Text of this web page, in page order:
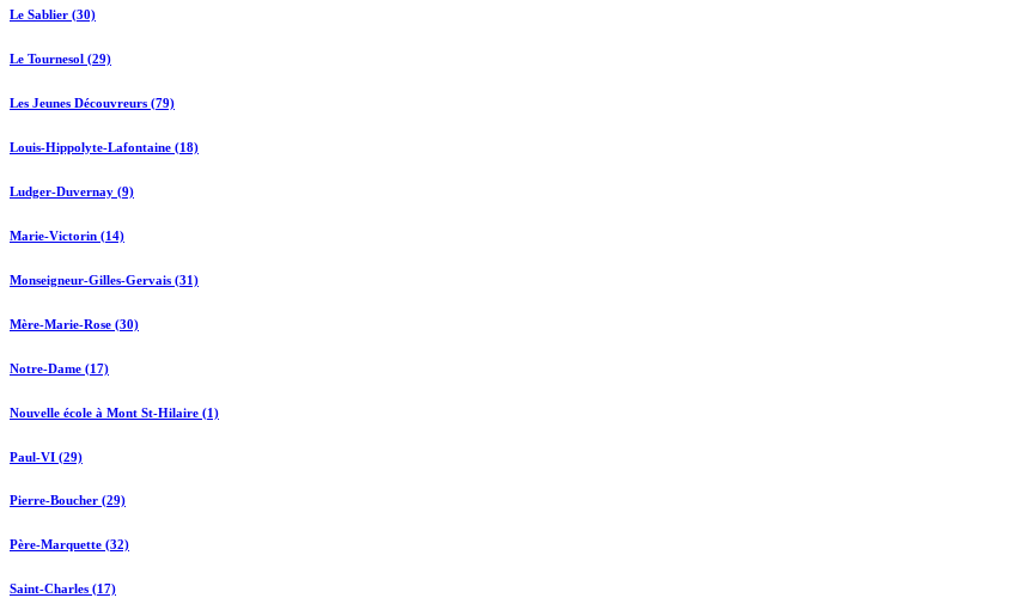
Le Sablier (30)
Le Tournesol (29)
Les Jeunes Découvreurs (79)
Louis-Hippolyte-Lafontaine (18)
Ludger-Duvernay (9)
Marie-Victorin (14)
Monseigneur-Gilles-Gervais (31)
Mère-Marie-Rose (30)
Notre-Dame (17)
Nouvelle école à Mont St-Hilaire (1)
Paul-VI (29)
Pierre-Boucher (29)
Père-Marquette (32)
Saint-Charles (17)